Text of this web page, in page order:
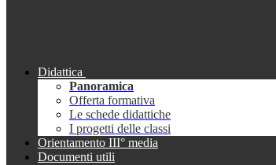
Didattica
Panoramica
Offerta formativa
Le schede didattiche
I progetti delle classi
Orientamento III° media
Documenti utili